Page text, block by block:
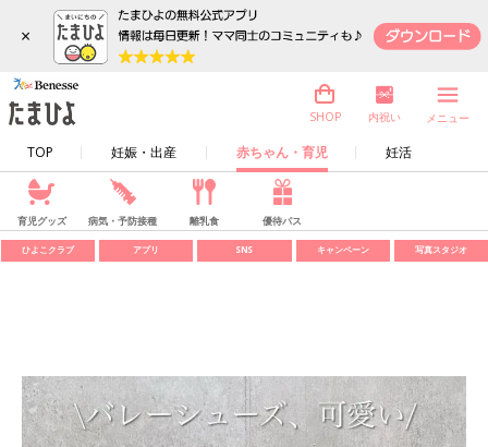
×
TOP 妊娠・出産 赤ちゃん・育児 妊活
SHOP 内祝い メニュー
育児グッズ 病気・予防接種 離乳食 優待パス
ひよこクラブ アプリ SNS キャンペーン 写真スタジオ